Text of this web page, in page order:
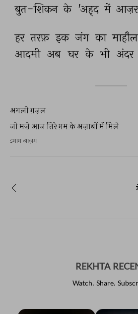
बुत-शिकन के 'अह्द में आज़र
हर तरफ़ इक जंग का माहौल
आदमी अब घर के भी अंदर
अगली ग़ज़ल
जो मज़े आज तिरे ग़म के अज़ाबों में मिले
इमाम आज़म
REKHTA
Watch. Share.